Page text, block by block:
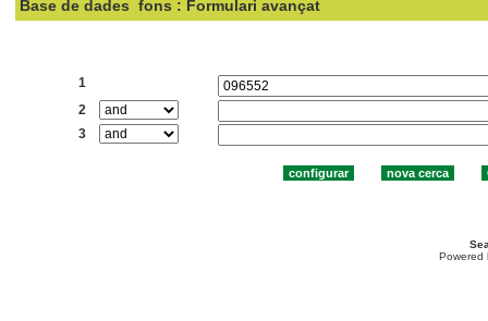
Base de dades fons : Formulari avançat
1
2
3